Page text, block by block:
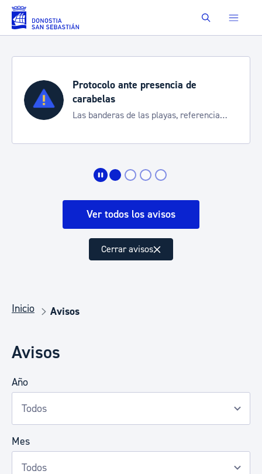
Saltar al contenido principal Buscar
Protocolo ante presencia de
carabelas
Las banderas de las playas, referencia
Ver todos los avisos
Cerrar avisos
Inicio Avisos
Avisos
Año
Mes